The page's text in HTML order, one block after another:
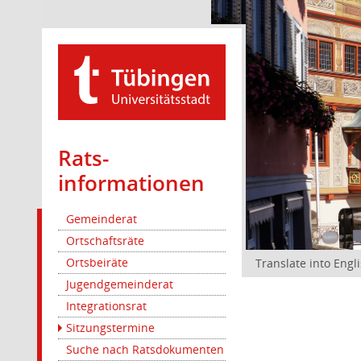
Rats­
informationen
Gemeinderat
Ortschaftsräte
Ortsbeiräte
Jugendgemeinderat
Integrationsrat
Sitzungstermine
Suche nach Ratsdokumenten
Translate into